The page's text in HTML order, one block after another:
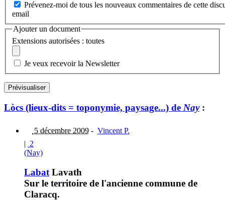
Prévenez-moi de tous les nouveaux commentaires de cette
email
Ajouter un document
Extensions autorisées : toutes
Je veux recevoir la Newsletter
Lòcs (lieux-dits = toponymie, paysage...) de Nay:
5 décembre 2009 - Vincent P.
| 2
(Nay)
Labat Lavath
Sur le territoire de l'ancienne commune de
Claracq.